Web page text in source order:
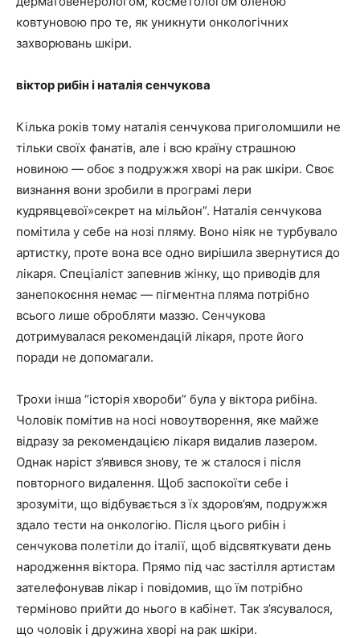
ковтуновою про те, як уникнути онкологічних
захворювань шкіри.
віктор рибін і наталія сенчукова
Кілька років тому наталія сенчукова приголомшили не
тільки своїх фанатів, але і всю країну страшною
новиною — обоє з подружжя хворі на рак шкіри. Своє
визнання вони зробили в програмі лери
кудрявцевої»секрет на мільйон”. Наталія сенчукова
помітила у себе на нозі пляму. Воно ніяк не турбувало
артистку, проте вона все одно вирішила звернутися до
лікаря. Спеціаліст запевнив жінку, що приводів для
занепокоєння немає — пігментна пляма потрібно
всього лише обробляти маззю. Сенчукова
дотримувалася рекомендацій лікаря, проте його
поради не допомагали.
Трохи інша “історія хвороби” була у віктора рибіна.
Чоловік помітив на носі новоутворення, яке майже
відразу за рекомендацією лікаря видалив лазером.
Однак наріст з’явився знову, те ж сталося і після
повторного видалення. Щоб заспокоїти себе і
зрозуміти, що відбувається з їх здоров’ям, подружжя
здало тести на онкологію. Після цього рибін і
сенчукова полетіли до італії, щоб відсвяткувати день
народження віктора. Прямо під час застілля артистам
зателефонував лікар і повідомив, що їм потрібно
терміново прийти до нього в кабінет. Так з’ясувалося,
що чоловік і дружина хворі на рак шкіри.